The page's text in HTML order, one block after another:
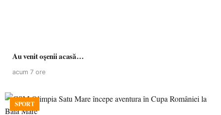
Au venit oșenii acasă…
acum 7 ore
SPORT